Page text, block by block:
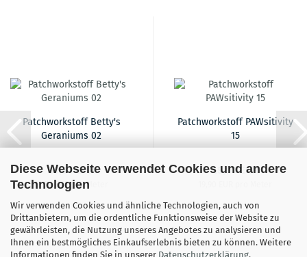
Diese Webseite verwendet Cookies und andere
Technologien
Wir verwenden Cookies und ähnliche Technologien, auch von
Drittanbietern, um die ordentliche Funktionsweise der Website zu
gewährleisten, die Nutzung unseres Angebotes zu analysieren und
Ihnen ein bestmögliches Einkaufserlebnis bieten zu können. Weitere
Informationen finden Sie in unserer Datenschutzerklärung.
Patchworkstoff Betty's
Geraniums 02
19,90 EUR
19,90 EUR pro Meter
Patchworkstoff PAWsitivity
15
19,90 EUR